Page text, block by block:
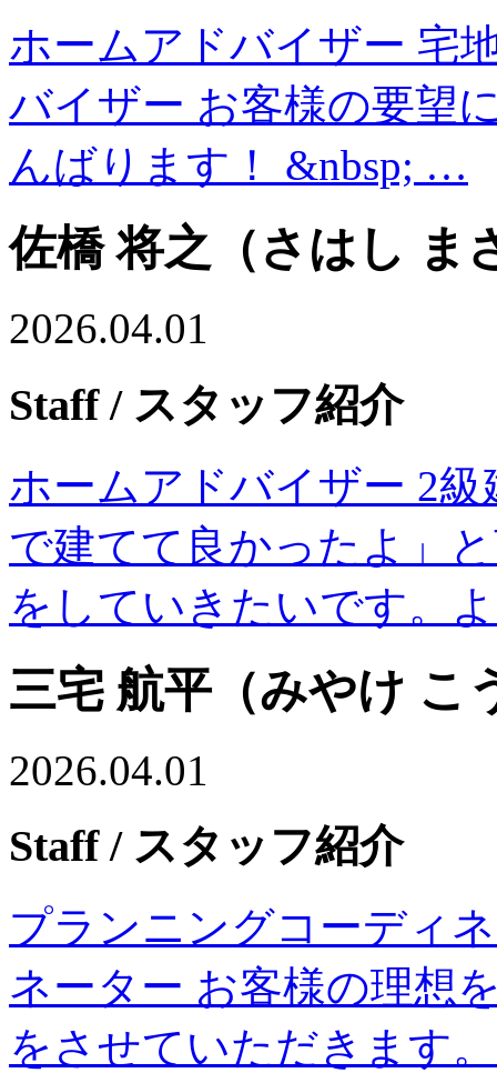
ホームアドバイザー 宅
バイザー お客様の要望
んばります！ &nbsp; …
佐橋 将之（さはし ま
2026.04.01
Staff/ スタッフ紹介
ホームアドバイザー 2
で建てて良かったよ」
をしていきたいです。
三宅 航平（みやけ こ
2026.04.01
Staff/ スタッフ紹介
プランニングコーディ
ネーター お客様の理想
をさせていただきます